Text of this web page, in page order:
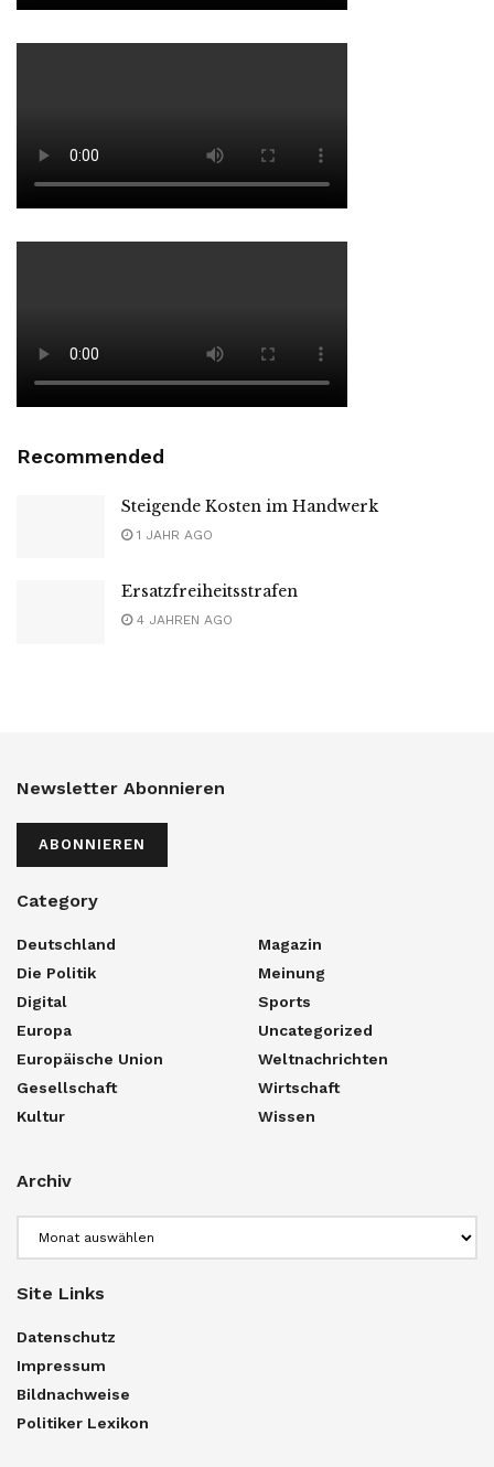
Recommended
Steigende Kosten im Handwerk
1 JAHR AGO
Ersatzfreiheitsstrafen
4 JAHREN AGO
Newsletter Abonnieren
ABONNIEREN
Category
Deutschland
Die Politik
Digital
Europa
Europäische Union
Gesellschaft
Kultur
Magazin
Meinung
Sports
Uncategorized
Weltnachrichten
Wirtschaft
Wissen
Archiv
Site Links
Datenschutz
Impressum
Bildnachweise
Politiker Lexikon